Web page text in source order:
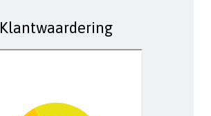
Klantwaardering